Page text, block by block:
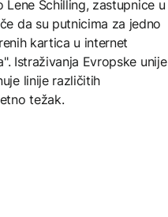
Schilling, zastupnice u
da su putnicima za jedno
kartica u internet
Istraživanja Evropske unije
linije različitih
težak.